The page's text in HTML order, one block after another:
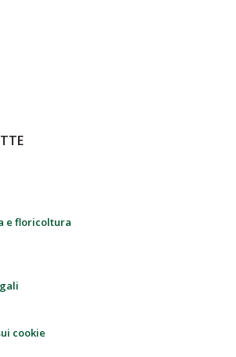
e floricoltura
cookie